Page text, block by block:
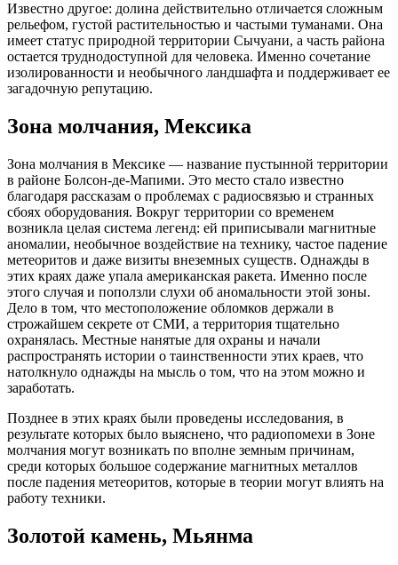
Известно другое: долина действительно отличается сложным
рельефом, густой растительностью и частыми туманами. Она
имеет статус природной территории Сычуани, а часть района
остается труднодоступной для человека. Именно сочетание
изолированности и необычного ландшафта и поддерживает ее
загадочную репутацию.
Зона молчания, Мексика
Зона молчания в Мексике — название пустынной территории
в районе Болсон-де-Мапими. Это место стало известно
благодаря рассказам о проблемах с радиосвязью и странных
сбоях оборудования. Вокруг территории со временем
возникла целая система легенд: ей приписывали магнитные
аномалии, необычное воздействие на технику, частое падение
метеоритов и даже визиты внеземных существ. Однажды в
этих краях даже упала американская ракета. Именно после
этого случая и поползли слухи об аномальности этой зоны.
Дело в том, что местоположение обломков держали в
строжайшем секрете от СМИ, а территория тщательно
охранялась. Местные нанятые для охраны и начали
распространять истории о таинственности этих краев, что
натолкнуло однажды на мысль о том, что на этом можно и
заработать.
Позднее в этих краях были проведены исследования, в
результате которых было выяснено, что радиопомехи в Зоне
молчания могут возникать по вполне земным причинам,
среди которых большое содержание магнитных металлов
после падения метеоритов, которые в теории могут влиять на
работу техники.
Золотой камень, Мьянма